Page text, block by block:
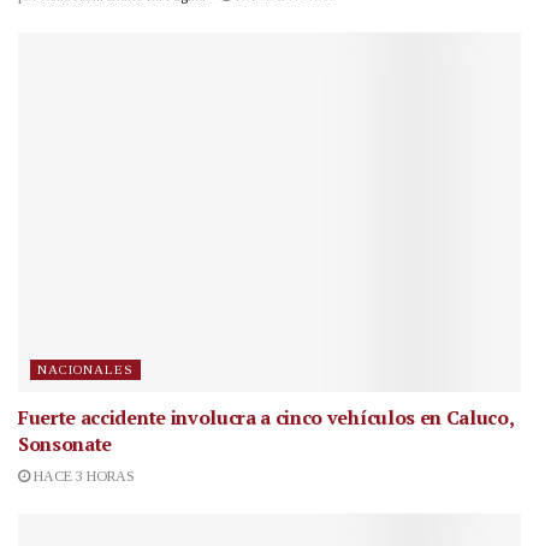
NACIONALES
Fuerte accidente involucra a cinco vehículos en Caluco,
Sonsonate
HACE 3 HORAS